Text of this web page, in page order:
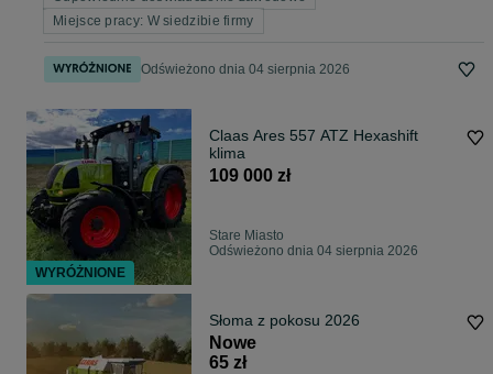
Miejsce pracy: W siedzibie firmy
Odświeżono dnia 04 sierpnia 2026
Claas Ares 557 ATZ Hexashift
klima
109 000 zł
Stare Miasto
Odświeżono dnia 04 sierpnia 2026
Słoma z pokosu 2026
Nowe
65 zł
WYRÓŻNIONE